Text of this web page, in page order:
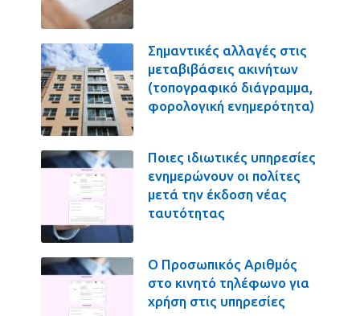
Σημαντικές αλλαγές στις
μεταβιβάσεις ακινήτων
(τοπογραφικό διάγραμμα,
φορολογική ενημερότητα)
Ποιες ιδιωτικές υπηρεσίες
ενημερώνουν οι πολίτες
μετά την έκδοση νέας
ταυτότητας
Ο Προσωπικός Αριθμός
στο κινητό τηλέφωνο για
χρήση στις υπηρεσίες